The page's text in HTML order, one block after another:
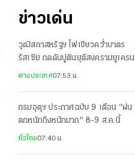
ข่าวเด่น
วุฒิสภาสหรัฐฯ ไฟเขียวคว่ำบาตร
รัสเซีย กดดันปูตินยุติสงครามยูเครน
ต่างประเทศ07:53 น.
กรมอุตุฯ ประกาศฉบับ 9 เตือน "ฝน
ตกหนักถึงหนักมาก" 8-9 ส.ค.นี้
ทั่วไทย07:40 น.